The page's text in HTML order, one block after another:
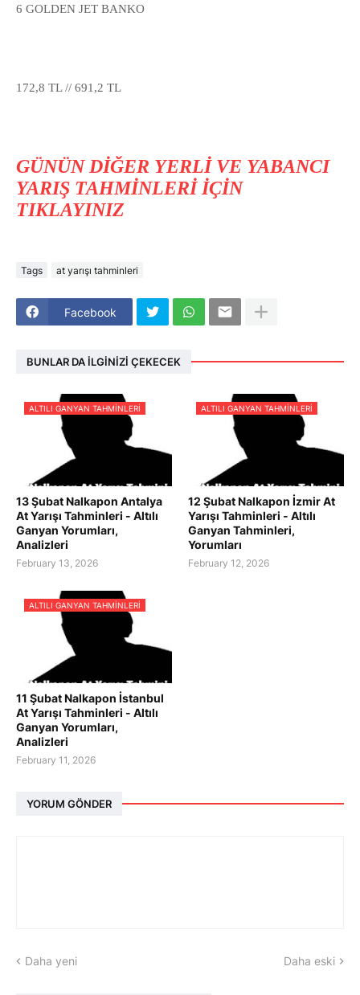
6 GOLDEN JET BANKO
172,8 TL // 691,2 TL
GÜNÜN DİĞER YERLİ VE YABANCI
YARIŞ TAHMİNLERİ İÇİN
TIKLAYINIZ
Tags at yarışı tahminleri
Facebook
BUNLAR DA İLGINIZI ÇEKECEK
ALTILI GANYAN TAHMINLERI
13 Şubat Nalkapon Antalya
At Yarışı Tahminleri - Altılı
Ganyan Yorumları,
Analizleri
February 13, 2026
ALTILI GANYAN TAHMINLERI
12 Şubat Nalkapon İzmir At
Yarışı Tahminleri - Altılı
Ganyan Tahminleri,
Yorumları
February 12, 2026
ALTILI GANYAN TAHMINLERI
11 Şubat Nalkapon İstanbul
At Yarışı Tahminleri - Altılı
Ganyan Yorumları,
Analizleri
February 11, 2026
YORUM GÖNDER
Daha yeni Daha eski